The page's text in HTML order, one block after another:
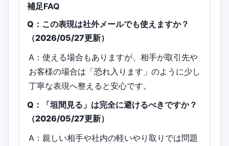
補足FAQ
Q：この表現は社外メールでも使えますか？
（2026/05/27更新）
A：使える場合もありますが、相手が取引先や
お客様の場合は「恐れ入ります」のように少し
丁寧な表現へ整えると安心です。
Q：「垣間見る」は完全に避けるべきですか？
（2026/05/27更新）
A：親しい相手や社内の軽いやり取りでは問題